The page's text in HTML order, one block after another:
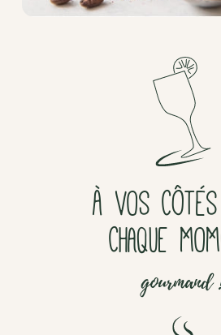
À VOS
CHAQUE
gourmand